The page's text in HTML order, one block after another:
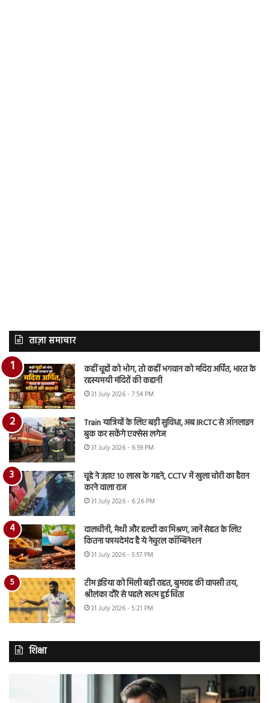
ताज़ा समाचार
कहीं चूहों को भोग, तो कहीं भगवान को मदिरा अर्पित, भारत के
रहस्यमयी मंदिरों की कहानी
31 July 2026 - 7:54 PM
Train यात्रियों के लिए बड़ी सुविधा, अब IRCTC से ऑनलाइन
बुक कर सकेंगे एक्सेस लगेज
31 July 2026 - 6:59 PM
चूहे ने उड़ाए 10 लाख के गहने, CCTV में खुला चोरी का हैरान
करने वाला राज
31 July 2026 - 6:26 PM
दालचीनी, मेथी और हल्दी का मिश्रण, जानें सेहत के लिए
कितना फायदेमंद है ये नेचुरल कॉम्बिनेशन
31 July 2026 - 5:57 PM
टीम इंडिया को मिली बड़ी राहत, बुमराह की वापसी तय,
श्रीलंका दौरे से पहले खत्म हुई चिंता
31 July 2026 - 5:21 PM
शिक्षा